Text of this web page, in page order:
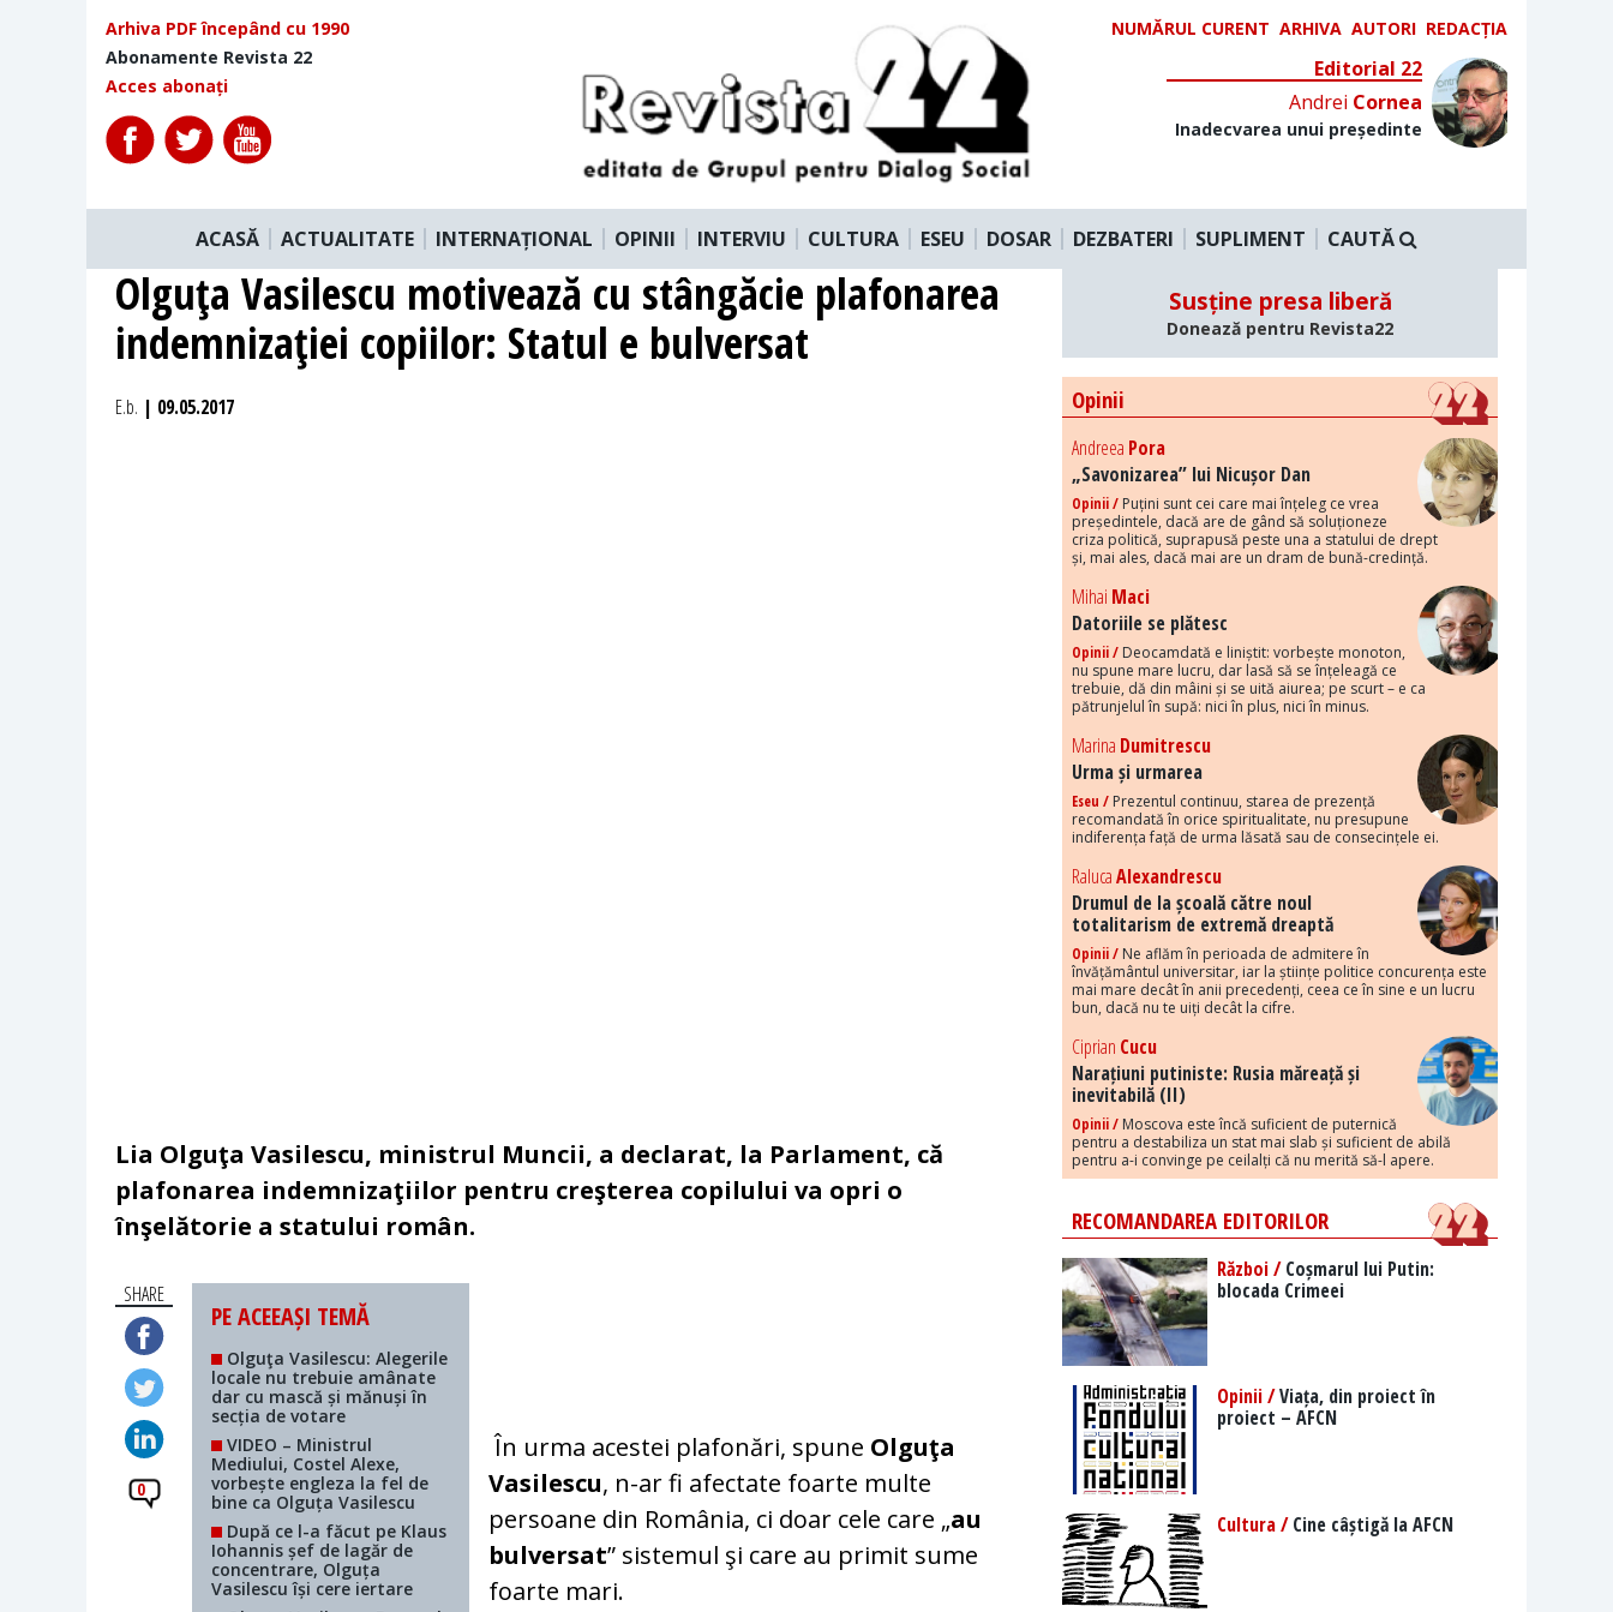
Arhiva PDF începând cu 1990
Abonamente Revista 22
Acces abonați
NUMĂRUL CURENT ARHIVA AUTORI REDACȚIA
Editorial 22
Andrei Cornea
Inadecvarea unui președinte
ACASĂ ACTUALITATE INTERNAȚIONAL OPINII INTERVIU CULTURA ESEU DOSAR DEZBATERI SUPLIMENT CAUTĂ
Olguţa Vasilescu motivează cu stângăcie plafonarea
indemnizaţiei copiilor: Statul e bulversat
E.b. | 09.05.2017
Lia Olguţa Vasilescu, ministrul Muncii, a declarat, la Parlament, că
plafonarea indemnizaţiilor pentru creşterea copilului va opri o
înşelătorie a statului român.
SHARE
0
PE ACEEAȘI TEMĂ
Olguţa Vasilescu: Alegerile
locale nu trebuie amânate
dar cu mască și mănuși în
secția de votare
VIDEO – Ministrul
Mediului, Costel Alexe,
vorbește engleza la fel de
bine ca Olguța Vasilescu
După ce l-a făcut pe Klaus
Iohannis șef de lagăr de
concentrare, Olguța
Vasilescu își cere iertare
În urma acestei plafonări, spune Olguţa
Vasilescu, n-ar fi afectate foarte multe
persoane din România, ci doar cele care „au
bulversat” sistemul şi care au primit sume
foarte mari.
Susține presa liberă
Donează pentru Revista22
Opinii
Andreea Pora
„Savonizarea” lui Nicușor Dan
Opinii / Puțini sunt cei care mai înțeleg ce vrea
președintele, dacă are de gând să soluționeze
criza politică, suprapusă peste una a statului de drept
și, mai ales, dacă mai are un dram de bună-credință.
Mihai Maci
Datoriile se plătesc
Opinii / Deocamdată e liniștit: vorbește monoton,
nu spune mare lucru, dar lasă să se înțeleagă ce
trebuie, dă din mâini și se uită aiurea; pe scurt – e ca
pătrunjelul în supă: nici în plus, nici în minus.
Marina Dumitrescu
Urma și urmarea
Eseu / Prezentul continuu, starea de prezență
recomandată în orice spiritualitate, nu presupune
indiferența față de urma lăsată sau de consecințele ei.
RalucaAlexandrescu
Drumul de la școală către noul
totalitarism de extremă dreaptă
Opinii / Ne aflăm în perioada de admitere în
învățământul universitar, iar la științe politice concurența este
mai mare decât în anii precedenți, ceea ce în sine e un lucru
bun, dacă nu te uiți decât la cifre.
Ciprian Cucu
Narațiuni putiniste: Rusia măreață și
inevitabilă (II)
Opinii / Moscova este încă suficient de puternică
pentru a destabiliza un stat mai slab și suficient de abilă
pentru a-i convinge pe ceilalți că nu merită să-l apere.
RECOMANDAREA EDITORILOR
Război /Coșmarul lui Putin:
blocada Crimeei
Opinii /Viața, din proiect în
proiect – AFCN
Cultura /Cine câștigă la AFCN